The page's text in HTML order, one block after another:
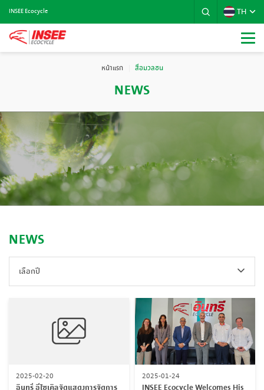
INSEE Ecocycle TH
หน้าแรก สื่อมวลชน
NEWS
NEWS
เลือกปี
2025-02-20
อินทรี อีไซเคิลจัดแสดงการจัดการ
2025-01-24
INSEE Ecocycle Welcomes His